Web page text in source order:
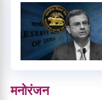
मनोरंजन